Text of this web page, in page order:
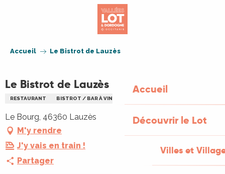
Accueil
Découvrir le Lot
Villes et
Accueil Le Bistrot de Lauzès
Le Bistrot de Lauzès
RESTAURANT BISTROT / BAR À VIN
Le Bourg, 46360 Lauzès
M'y rendre
J'y vais en train !
Partager